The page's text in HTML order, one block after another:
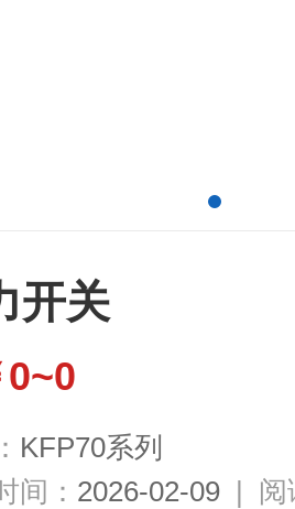
开关
0~0
KFP70系列
间： 2026-02-09 | 阅